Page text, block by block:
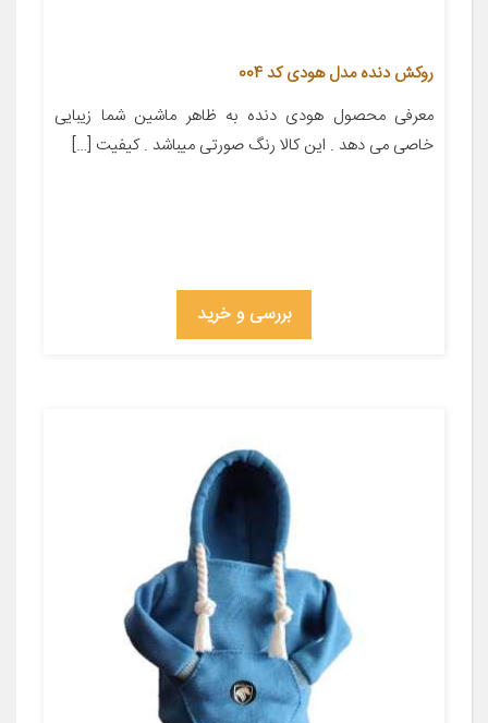
روکش دنده مدل هودی کد 004
معرفی محصول هودی دنده به ظاهر ماشین شما زیبایی
خاصی می دهد . این کالا رنگ صورتی میباشد . کیفیت […]
بررسی و خرید